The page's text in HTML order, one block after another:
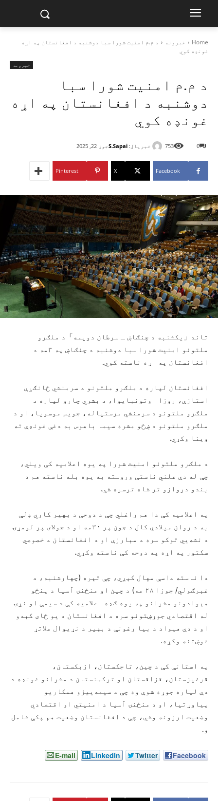
Home خبرونه
د م.م امنیت شورا سبا دوشنبه د افغانستان په اړه
غونډه کوي
خبرونه
د م.م امنیت شورا سبا
دوشنبه د افغانستان په اړه
غونډه کوي
خبریال: S.Sapaiجون 22, 2025 0
753
Facebook
X
Pinterest
تاند「یکشنبه د چنګاښ ـ سرطان دویمه」‏د ملګرو
ملتونو امنیت شورا سبا دوشنبه د چنګاښ په ۳مه د
افغانستان په اړه ناسته کوي.
افغانستان لپاره د ملګرو ملتونو د سرمنشي ځانګړې
استازې، روزا اوتونبایوا، د بشري چارو لپاره د
ملګرو ملتونو د سرمنشي مرستیاله، جویس موسویا، او د
ملګرو ملتونو د ښځو مشره سیما باهوس به دغې غونډې ته
وینا وکړي.
د ملګرو ملتونو امنیت شورا په یوه اعلامیه کې ویلي،
چې له دې علني ناستې وروسته به یوه بله ناسته هم د
بندو دروازو تر شاه ترسره شي.
په اعلامیه کې دا هم راغلي چې د دوحې د بهیر کاري ډلې
به د روان میلادي کال د جون پر ۳۰مه او د جولای پر لومړۍ
د نشه‌يي توکو سره د مبارزې او د افغانستان د خصوصي
سکتور په اړه په دوحه کې ناسته وکړي.
دا ناسته داسې مهال کېږي، چې تېره (چهارشنبه، د
غبرګولي/ جوزا ۲۸ مه) د چین او منځنۍ آسیا د پنځو
هېوادونو مشرانو په یوه ګډه اعلامیه کې د سیمې او نړۍ
له اقتصادي جوړښتونو سره د افغانستان د یو ځای کېدو
او د دې هېواد د بیا رغونې د بهیر د نړیوال ملاتړ
غوښتنه وکړه.
په استانې کې د چین، تاجکستان، ازبکستان،
قرغیزستان، قزاقستان او ترکمنستان د مشرانو غونډه د
دې لپاره جوړه شوې وه چې د سیمه‌ییزو همکاریو
پیاوړتیا، او د منځنۍ آسیا د امنیتي او اقتصادي
وضعیت ارزونه وشي، چې د افغانستان وضعیت هم پکې شامل
و.
Facebook
Twitter
LinkedIn
E-mail